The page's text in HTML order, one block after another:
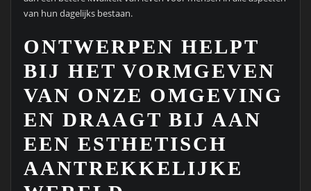
van hun dagelijks bestaan.
ONTWERPEN HELPT
BIJ HET VORMGEVEN
VAN ONZE OMGEVING
EN DRAAGT BIJ AAN
EEN ESTHETISCH
AANTREKKELIJKE